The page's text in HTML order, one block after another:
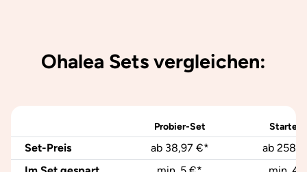
Ohalea Sets vergleichen:
Probier-Set Starter-
Set-Preis ab 38,97 €*
ab